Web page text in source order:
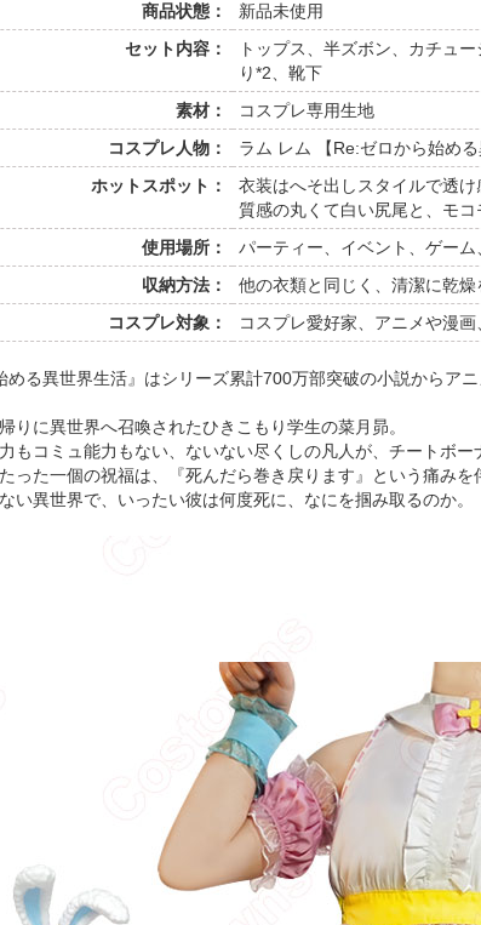
商品状態：
新品未使用
セット内容：
トップス、半ズボン、カチュ
り*2、靴下
素材：
コスプレ専用生地
コスプレ人物：
ラム レム 【Re:ゼロから始める
ホットスポット：
衣装はへそ出しスタイルで透
質感の丸くて白い尻尾と、モコ
使用場所：
パーティー、イベント、ゲー
収納方法：
他の衣類と同じく、清潔に乾燥
コスプレ対象：
コスプレ愛好家、アニメや漫
める異世界生活』はシリーズ累計700万部突破の小説からア
りに異世界へ召喚されたひきこもり学生の菜月昴。
もコミュ能力もない、ないない尽くしの凡人が、チートボ
った一個の祝福は、『死んだら巻き戻ります』という痛みを
い異世界で、いったい彼は何度死に、なにを掴み取るのか。